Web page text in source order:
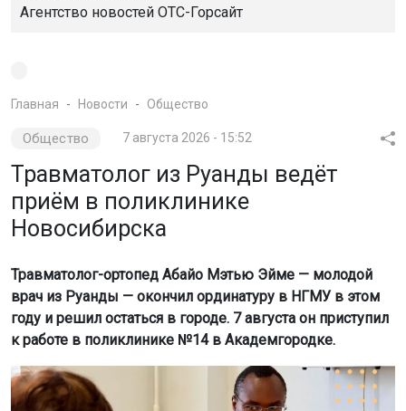
Агентство новостей ОТС-Горсайт
Главная Новости Общество
Общество 7 августа 2026 - 15:52
Травматолог из Руанды ведёт
приём в поликлинике
Новосибирска
Травматолог-ортопед Абайо Мэтью Эйме — молодой
врач из Руанды — окончил ординатуру в НГМУ в этом
году и решил остаться в городе. 7 августа он приступил
к работе в поликлинике №14 в Академгородке.